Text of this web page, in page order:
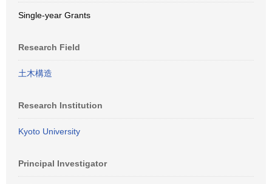
Single-year Grants
Research Field
土木構造
Research Institution
Kyoto University
Principal Investigator